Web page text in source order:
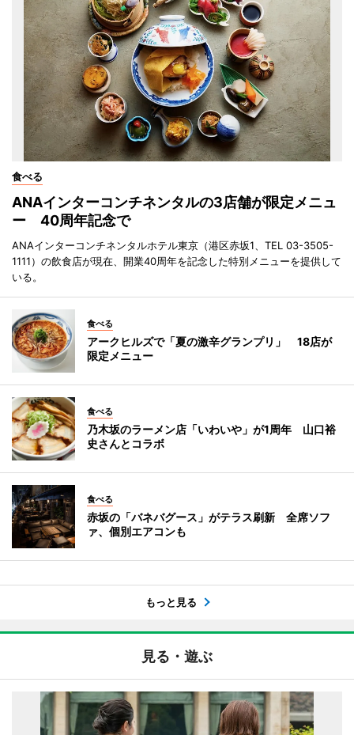
食べる
ANAインターコンチネンタルの3店舗が限定メニュ
ー 40周年記念で
ANAインターコンチネンタルホテル東京（港区赤坂1、TEL 03-3505-
1111）の飲食店が現在、開業40周年を記念した特別メニューを提供して
いる。
食べる
アークヒルズで「夏の激辛グランプリ」 18店が
限定メニュー
食べる
乃木坂のラーメン店「いわいや」が1周年 山口裕
史さんとコラボ
食べる
赤坂の「バネバグース」がテラス刷新 全席ソフ
ァ、個別エアコンも
もっと見る
見る・遊ぶ